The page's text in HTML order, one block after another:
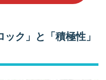
ク」と「積極性」